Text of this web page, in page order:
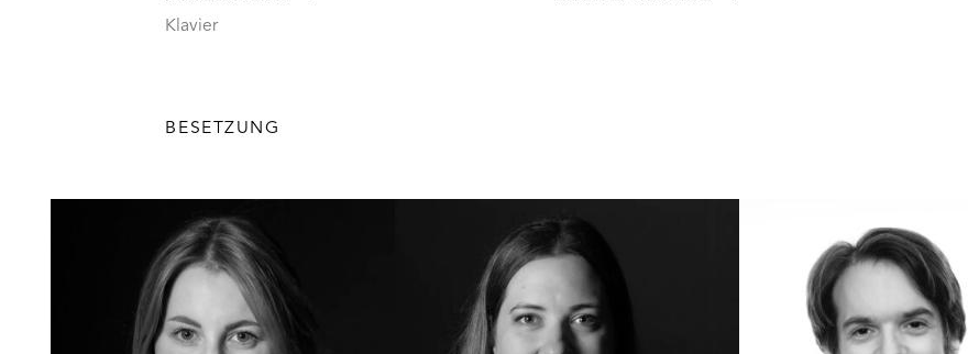
Klavier
BESETZUNG